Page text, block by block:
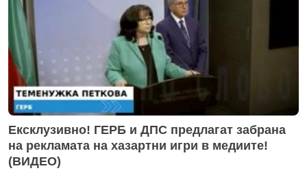
Ексклузивно! ГЕРБ и ДПС предлагат забрана
на рекламата на хазартни игри в медиите!
(ВИДЕО)